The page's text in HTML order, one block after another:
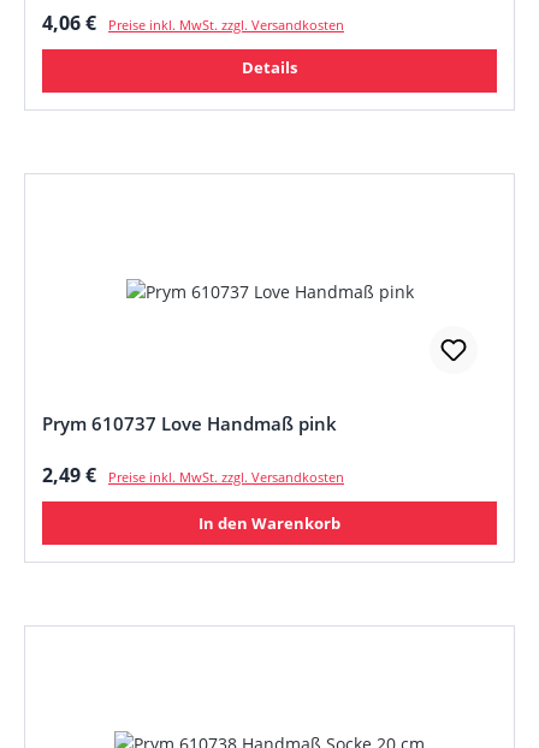
Regulärer Preis:
4,06 € Preise inkl. MwSt. zzgl. Versandkosten
Details
Prym 610737 Love Handmaß pink
Regulärer Preis:
2,49 € Preise inkl. MwSt. zzgl. Versandkosten
In den Warenkorb